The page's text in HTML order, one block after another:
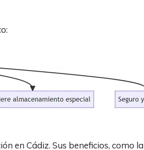
en Cádiz. Sus beneficios, como